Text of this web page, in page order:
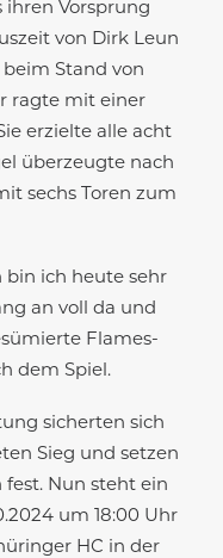
ihren Vorsprung
von Dirk Leun
Stand von
ragte mit einer
erzielte alle acht
überzeugte nach
sechs Toren zum
bin ich heute sehr
an voll da und
Flames-
dem Spiel.
sicherten sich
Sieg und setzen
fest. Nun steht ein
um 18:00 Uhr
HC in der